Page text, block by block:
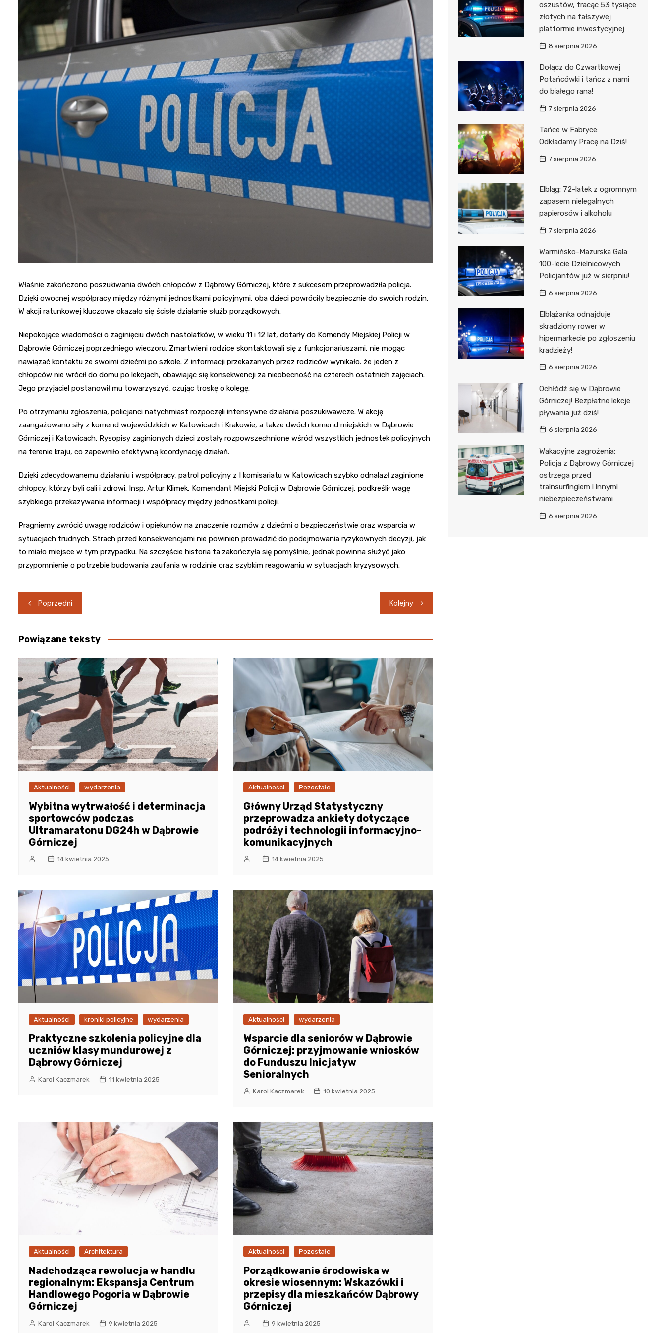
Poczta
Księgarnia
Właśnie zakończono poszukiwania dwóch chłopców z Dąbrowy Górniczej, które z sukcesem przeprowadziła policja.
Dzięki owocnej współpracy między różnymi jednostkami policyjnymi, oba dzieci powróciły bezpiecznie do swoich rodzin.
W akcji ratunkowej kluczowe okazało się ścisłe działanie służb porządkowych.
Niepokojące wiadomości o zaginięciu dwóch nastolatków, w wieku 11 i 12 lat, dotarły do Komendy Miejskiej Policji w
Dąbrowie Górniczej poprzedniego wieczoru. Zmartwieni rodzice skontaktowali się z funkcjonariuszami, nie mogąc
nawiązać kontaktu ze swoimi dziećmi po szkole. Z informacji przekazanych przez rodziców wynikało, że jeden z
chłopców nie wrócił do domu po lekcjach, obawiając się konsekwencji za nieobecność na czterech ostatnich zajęciach.
Jego przyjaciel postanowił mu towarzyszyć, czując troskę o kolegę.
Po otrzymaniu zgłoszenia, policjanci natychmiast rozpoczęli intensywne działania poszukiwawcze. W akcję
zaangażowano siły z komend wojewódzkich w Katowicach i Krakowie, a także dwóch komend miejskich w Dąbrowie
Górniczej i Katowicach. Rysopisy zaginionych dzieci zostały rozpowszechnione wśród wszystkich jednostek policyjnych
na terenie kraju, co zapewniło efektywną koordynację działań.
Dzięki zdecydowanemu działaniu i współpracy, patrol policyjny z I komisariatu w Katowicach szybko odnalazł zaginione
chłopcy, którzy byli cali i zdrowi. Insp. Artur Klimek, Komendant Miejski Policji w Dąbrowie Górniczej, podkreślił wagę
szybkiego przekazywania informacji i współpracy między jednostkami policji.
Pragniemy zwrócić uwagę rodziców i opiekunów na znaczenie rozmów z dziećmi o bezpieczeństwie oraz wsparcia w
sytuacjach trudnych. Strach przed konsekwencjami nie powinien prowadzić do podejmowania ryzykownych decyzji, jak
to miało miejsce w tym przypadku. Na szczęście historia ta zakończyła się pomyślnie, jednak powinna służyć jako
przypomnienie o potrzebie budowania zaufania w rodzinie oraz szybkim reagowaniu w sytuacjach kryzysowych.
Nawigacja
wpisu
Poprzedni Kolejny
Powiązane teksty
Aktualności wydarzenia
Wybitna wytrwałość i determinacja
sportowców podczas
Ultramaratonu DG24h w Dąbrowie
Górniczej
14 kwietnia 2025
Aktualności Pozostałe
Główny Urząd Statystyczny
przeprowadza ankiety dotyczące
podróży i technologii informacyjno-
komunikacyjnych
14 kwietnia 2025
Aktualności kroniki policyjne wydarzenia
Praktyczne szkolenia policyjne dla
uczniów klasy mundurowej z
Dąbrowy Górniczej
Karol Kaczmarek 11 kwietnia 2025
Aktualności wydarzenia
Wsparcie dla seniorów w Dąbrowie
Górniczej: przyjmowanie wniosków
do Funduszu Inicjatyw
Senioralnych
Karol Kaczmarek 10 kwietnia 2025
Aktualności Architektura
Nadchodząca rewolucja w handlu
regionalnym: Ekspansja Centrum
Handlowego Pogoria w Dąbrowie
Górniczej
Karol Kaczmarek 9 kwietnia 2025
Aktualności Pozostałe
Porządkowanie środowiska w
okresie wiosennym: Wskazówki i
przepisy dla mieszkańców Dąbrowy
Górniczej
9 kwietnia 2025
oszustów, tracąc 53 tysiące
złotych na fałszywej
platformie inwestycyjnej
8 sierpnia 2026
Dołącz do Czwartkowej
Potańcówki i tańcz z nami
do białego rana!
7 sierpnia 2026
Tańce w Fabryce:
Odkładamy Pracę na Dziś!
7 sierpnia 2026
Elbląg: 72-latek z ogromnym
zapasem nielegalnych
papierosów i alkoholu
7 sierpnia 2026
Warmińsko-Mazurska Gala:
100-lecie Dzielnicowych
Policjantów już w sierpniu!
6 sierpnia 2026
Elblążanka odnajduje
skradziony rower w
hipermarkecie po zgłoszeniu
kradzieży!
6 sierpnia 2026
Ochłódź się w Dąbrowie
Górniczej! Bezpłatne lekcje
pływania już dziś!
6 sierpnia 2026
Wakacyjne zagrożenia:
Policja z Dąbrowy Górniczej
ostrzega przed
trainsurfingiem i innymi
niebezpieczeństwami
6 sierpnia 2026